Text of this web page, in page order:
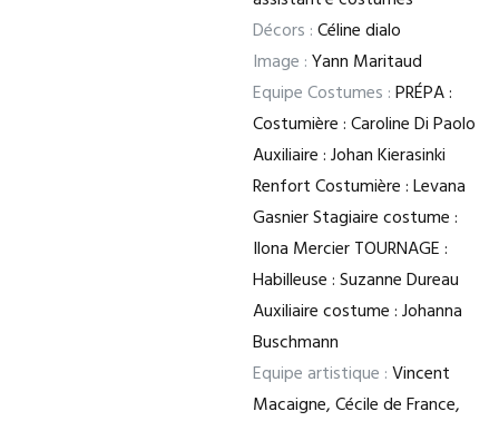
Décors :Céline dialo
Image :Yann Maritaud
Equipe Costumes :PRÉPA :
Costumière : Caroline Di Paolo
Auxiliaire : Johan Kierasinki
Renfort Costumière : Levana
Gasnier Stagiaire costume :
Ilona Mercier TOURNAGE :
Habilleuse : Suzanne Dureau
Auxiliaire costume : Johanna
Buschmann
Equipe artistique :Vincent
Macaigne, Cécile de France,